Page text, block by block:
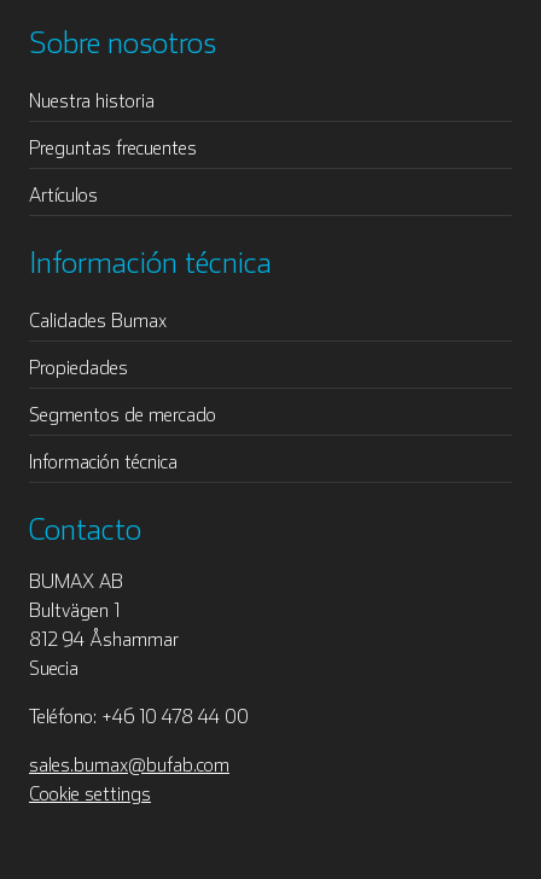
Sobre nosotros
Nuestra historia
Preguntas frecuentes
Artículos
Información técnica
Calidades Bumax
Propiedades
Segmentos de mercado
Información técnica
Contacto
BUMAX AB
Bultvägen 1
812 94 Åshammar
Suecia
Teléfono: +46 10 478 44 00
sales.bumax@bufab.com
Cookie settings